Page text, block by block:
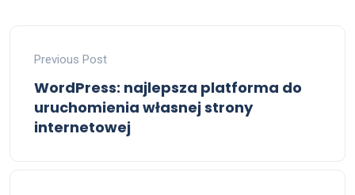
Previous Post
WordPress: najlepsza platforma do
uruchomienia własnej strony
internetowej